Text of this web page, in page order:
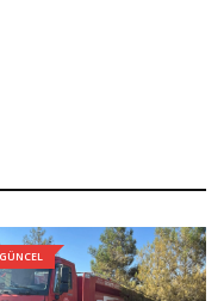
GÜNCEL